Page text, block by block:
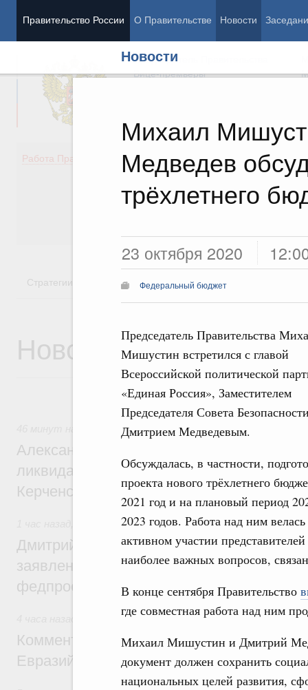
Правительство России О Правительстве Новости
Новости
Михаил
Медведев
трёхлетнего
23 октября 2020
Федеральный бюджет
Председатель Правительства
Мишустин встретился с главой
Всероссийской политической
«Единая Россия», Заместителем
Председателя Совета
Дмитрием Медведевым.
Обсуждалась, в частности,
проекта нового трёхлетнего
2021 год и на плановый период
2023 годов. Работа над ним
активном участии
наиболее важных вопросов,
В конце сентября Правительство
где совместная работа над ним
Михаил Мишустин и Дмитрий
документ должен сохранить
национальных целей развития,
Председатель Правительства
Вице-премьеры
Работа Правительства
Демография
Здоровье
Культура
Стратегии Государственные программы
Новости
Чрезвычайные ситуации и ликвидация их
Александр Козлов провёл заседание
ликвидации последствий чрезвычайной
Керченском проливе
Среднее профессиональное образование
Дмитрий Чернышенко: Установлен
заявлений от абитуриентов колледжей и
федпроекта «Профессионалитет»
Евразийский экономический союз.
Комментарий Алексея Оверчука по
Евразийского межправительственного